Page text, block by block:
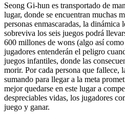
Seong Gi-hun es transportado de
lugar, donde se encuentran muchas
personas enmascaradas, la dinámica
sobreviva los seis juegos podrá
600 millones de wons (algo así
jugadores entenderán el peligro
juegos infantiles, donde las
morir. Por cada persona que fallece,
sumando para llegar a la meta
mejor quedarse en este lugar a
despreciables vidas, los jugadores
juego y ganar.